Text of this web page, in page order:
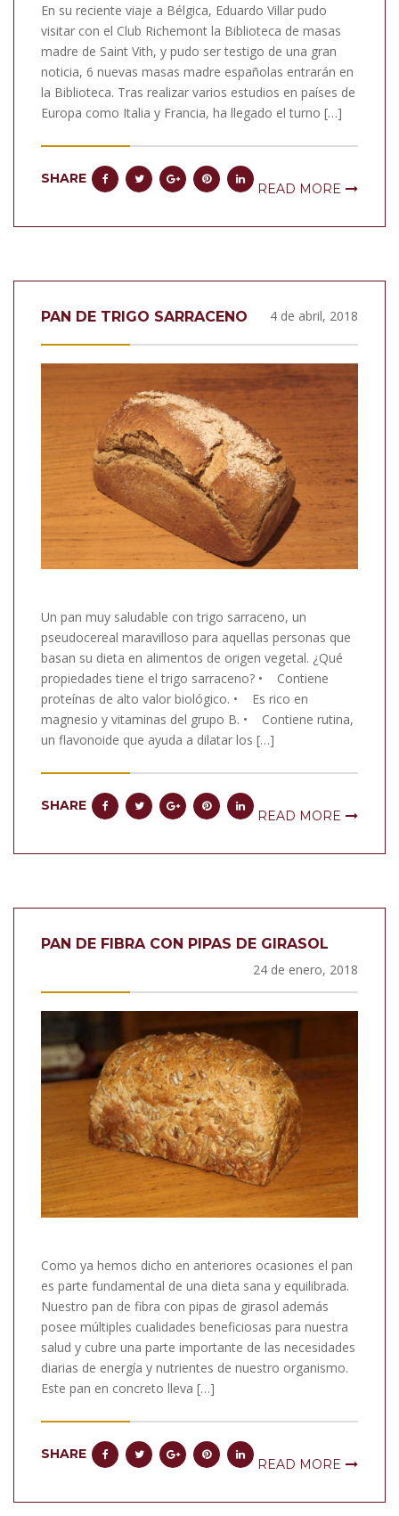
En su reciente viaje a Bélgica, Eduardo Villar pudo
visitar con el Club Richemont la Biblioteca de masas
madre de Saint Vith, y pudo ser testigo de una gran
noticia, 6 nuevas masas madre españolas entrarán en
la Biblioteca. Tras realizar varios estudios en países de
Europa como Italia y Francia, ha llegado el turno […]
SHARE
READ MORE
PAN DE TRIGO SARRACENO 4 de abril, 2018
Un pan muy saludable con trigo sarraceno, un
pseudocereal maravilloso para aquellas personas que
basan su dieta en alimentos de origen vegetal. ¿Qué
propiedades tiene el trigo sarraceno? • Contiene
proteínas de alto valor biológico. • Es rico en
magnesio y vitaminas del grupo B. • Contiene rutina,
un flavonoide que ayuda a dilatar los […]
SHARE
READ MORE
PAN DE FIBRA CON PIPAS DE GIRASOL
24 de enero, 2018
Como ya hemos dicho en anteriores ocasiones el pan
es parte fundamental de una dieta sana y equilibrada.
Nuestro pan de fibra con pipas de girasol además
posee múltiples cualidades beneficiosas para nuestra
salud y cubre una parte importante de las necesidades
diarias de energía y nutrientes de nuestro organismo.
Este pan en concreto lleva […]
SHARE
READ MORE